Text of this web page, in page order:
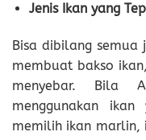
Jenis Ikan yang
Bisa dibilang semua
membuat bakso
menyebar. Bila
menggunakan
memilih ikan marlin,